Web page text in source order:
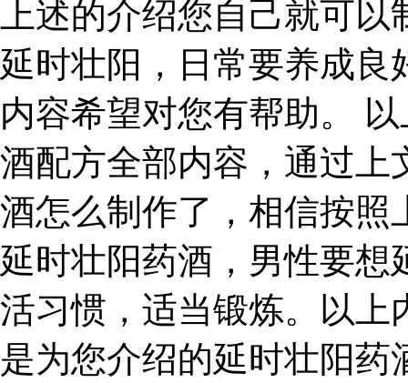
上述的介绍您自己就可
延时壮阳，日常要养成良
内容希望对您有帮助。
酒配方全部内容，通过上
酒怎么制作了，相信按照
延时壮阳药酒，男性要想
活习惯，适当锻炼。以上
是为您介绍的延时壮阳